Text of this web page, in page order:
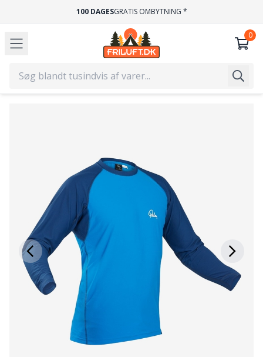
HURTIG LEVERING1-2 HVERDAGE